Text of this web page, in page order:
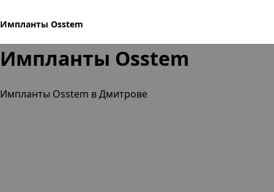
Импланты Osstem
Импланты Osstem
Импланты Osstem в Дмитрове